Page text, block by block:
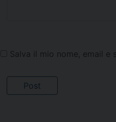
Salva il mio nome, email